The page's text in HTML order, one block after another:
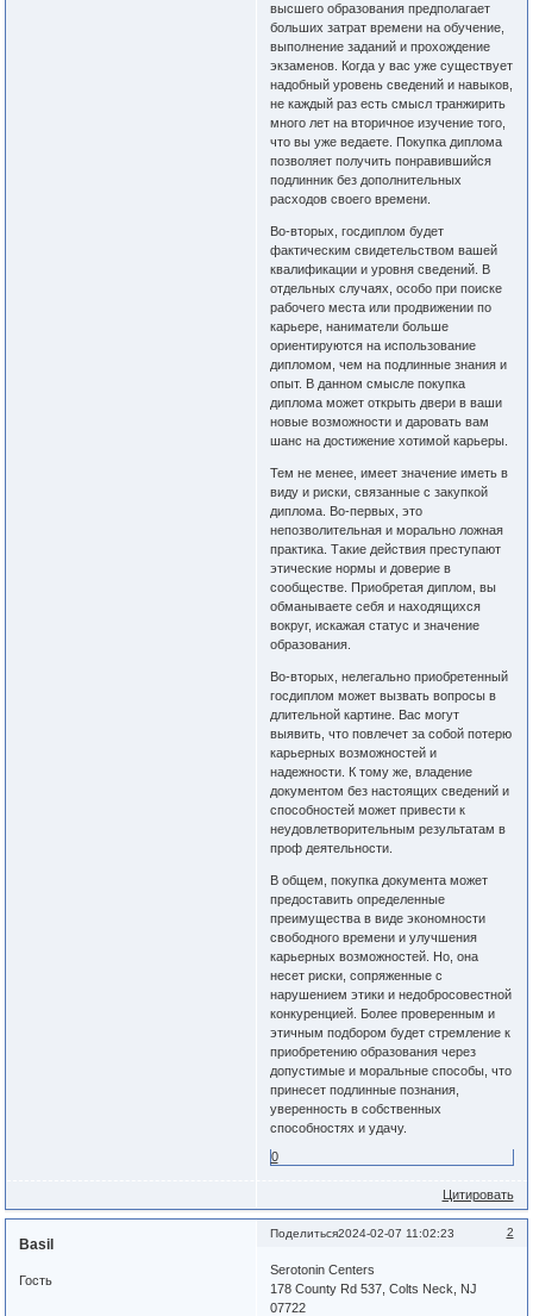
высшего образования предполагает
больших затрат времени на обучение,
выполнение заданий и прохождение
экзаменов. Когда у вас уже существует
надобный уровень сведений и навыков,
не каждый раз есть смысл транжирить
много лет на вторичное изучение того,
что вы уже ведаете. Покупка диплома
позволяет получить понравившийся
подлинник без дополнительных
расходов своего времени.
Во-вторых, госдиплом будет
фактическим свидетельством вашей
квалификации и уровня сведений. В
отдельных случаях, особо при поиске
рабочего места или продвижении по
карьере, наниматели больше
ориентируются на использование
дипломом, чем на подлинные знания и
опыт. В данном смысле покупка
диплома может открыть двери в ваши
новые возможности и даровать вам
шанс на достижение хотимой карьеры.
Тем не менее, имеет значение иметь в
виду и риски, связанные с закупкой
диплома. Во-первых, это
непозволительная и морально ложная
практика. Такие действия преступают
этические нормы и доверие в
сообществе. Приобретая диплом, вы
обманываете себя и находящихся
вокруг, искажая статус и значение
образования.
Во-вторых, нелегально приобретенный
госдиплом может вызвать вопросы в
длительной картине. Вас могут
выявить, что повлечет за собой потерю
карьерных возможностей и
надежности. К тому же, владение
документом без настоящих сведений и
способностей может привести к
неудовлетворительным результатам в
проф деятельности.
В общем, покупка документа может
предоставить определенные
преимущества в виде экономности
свободного времени и улучшения
карьерных возможностей. Но, она
несет риски, сопряженные с
нарушением этики и недобросовестной
конкуренцией. Более проверенным и
этичным подбором будет стремление к
приобретению образования через
допустимые и моральные способы, что
принесет подлинные познания,
уверенность в собственных
способностях и удачу.
0
Цитировать
Поделиться 2
2024-02-07 11:02:23
Basil
Гость
Serotonin Centers
178 County Rd 537, Colts Neck, NJ
07722